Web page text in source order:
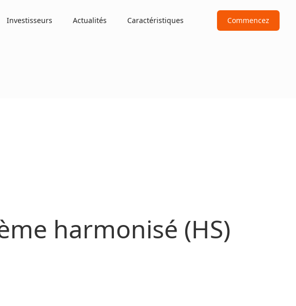
Investisseurs Actualités Caractéristiques Commencez
harmonisé (HS)